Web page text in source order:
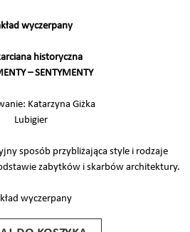
wyczerpany
historyczna
– SENTYMENTY
Katarzyna Giżka
Lubigier
sposób przybliżająca style i rodzaje
zabytków i skarbów architektury.
wyczerpany